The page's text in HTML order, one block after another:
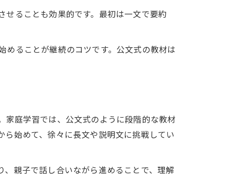
せることも効果的です。最初は一文で要約
ることが継続のコツです。公文式の教材は
庭学習では、公文式のように段階的な教材
始めて、徐々に長文や説明文に挑戦してい
親子で話し合いながら進めることで、理解